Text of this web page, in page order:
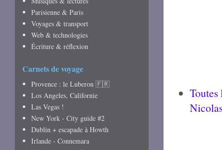
Toutes
Parisienne & Paris
Voyages & transport
Web & technologies
Écriture & réflexion
Carnets de voyage
Provence : le Luberon 🇫🇷
Los Angeles, Californie
Las Vegas !
New York - City guide #2
Dublin + escapade à Howth
Irlande - Connemara